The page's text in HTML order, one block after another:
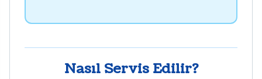
Nasıl Servis Edilir?